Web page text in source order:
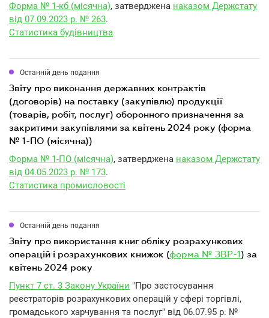
Форма № 1-кб (місячна), затверджена наказом Держстату
від 07.09.2023 р. № 263.
Статистика будівництва
Останній день подання
звіту про виконання державних контрактів
(договорів) на поставку (закупівлю) продукції
(товарів, робіт, послуг) оборонного призначення за
закритими закупівлями за квітень 2024 року (форма
№ 1-ПО (місячна))
Форма № 1-ПО (місячна), затверджена наказом Держстату
від 04.05.2023 р. № 173.
Статистика промисловості
Останній день подання
звіту про використання книг обліку розрахункових
операцій і розрахункових книжок (форма № ЗВР-1) за
квітень 2024 року
Пункт 7 ст. 3 Закону України "Про застосування
реєстраторів розрахункових операцій у сфері торгівлі,
громадського харчування та послуг" від 06.07.95 р. №